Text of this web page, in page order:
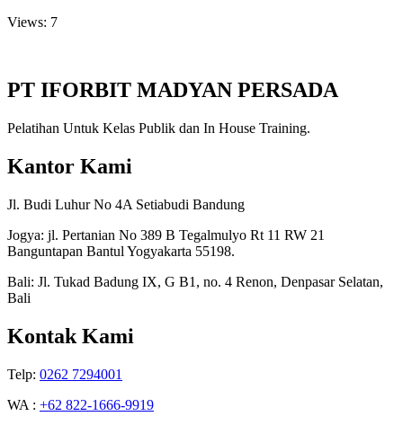
Views: 7
PT IFORBIT MADYAN PERSADA
Pelatihan Untuk Kelas Publik dan In House Training.
Kantor Kami
Jl. Budi Luhur No 4A Setiabudi Bandung
Jogya: jl. Pertanian No 389 B Tegalmulyo Rt 11 RW 21
Banguntapan Bantul Yogyakarta 55198.
Bali: Jl. Tukad Badung IX, G B1, no. 4 Renon, Denpasar Selatan,
Bali
Kontak Kami
Telp: 0262 7294001
WA : +62 822-1666-9919